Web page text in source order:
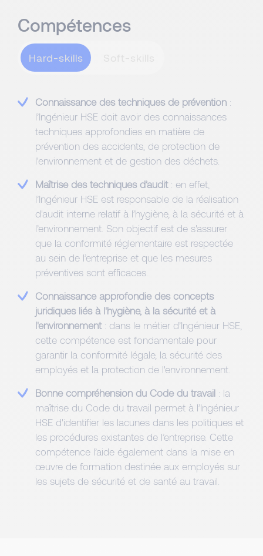
Compétences
Hard-skills
Connaissance des techniques de prévention :
l’Ingénieur HSE doit avoir des connaissances
techniques approfondies en matière de
prévention des accidents, de protection de
l'environnement et de gestion des déchets.
Maîtrise des techniques d’audit: en effet,
l’Ingénieur HSE est responsable de la réalisation
d'audit interne relatif à l’hygiène, à la sécurité et à
l’environnement. Son objectif est de s'assurer
que la conformité réglementaire est respectée
au sein de l’entreprise et que les mesures
préventives sont efficaces.
Connaissance approfondie des concepts
juridiques liés à l'hygiène, à la sécurité et à
l'environnement: dans le métier d’Ingénieur HSE,
cette compétence est fondamentale pour
garantir la conformité légale, la sécurité des
employés et la protection de l'environnement.
Bonne compréhension du Code du travail : la
maîtrise du Code du travail permet à l’Ingénieur
HSE d'identifier les lacunes dans les politiques et
les procédures existantes de l’entreprise. Cette
compétence l’aide également dans la mise en
œuvre de formation destinée aux employés sur
les sujets de sécurité et de santé au travail.